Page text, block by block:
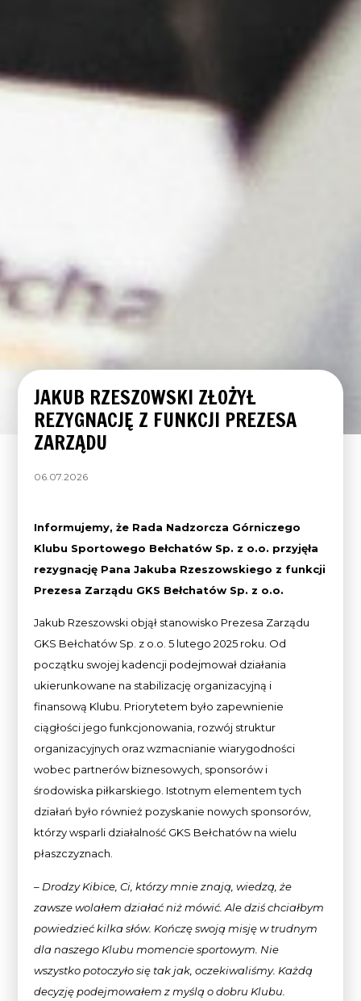
JAKUB RZESZOWSKI ZŁOŻYŁ
REZYGNACJĘ Z FUNKCJI PREZESA
ZARZĄDU
06.07.2026
Informujemy, że Rada Nadzorcza Górniczego
Klubu Sportowego Bełchatów Sp. z o.o. przyjęła
rezygnację Pana Jakuba Rzeszowskiego z funkcji
Prezesa Zarządu GKS Bełchatów Sp. z o.o.
Jakub Rzeszowski objął stanowisko Prezesa Zarządu
GKS Bełchatów Sp. z o.o. 5 lutego 2025 roku. Od
początku swojej kadencji podejmował działania
ukierunkowane na stabilizację organizacyjną i
finansową Klubu. Priorytetem było zapewnienie
ciągłości jego funkcjonowania, rozwój struktur
organizacyjnych oraz wzmacnianie wiarygodności
wobec partnerów biznesowych, sponsorów i
środowiska piłkarskiego. Istotnym elementem tych
działań było również pozyskanie nowych sponsorów,
którzy wsparli działalność GKS Bełchatów na wielu
płaszczyznach.
– Drodzy Kibice, Ci, którzy mnie znają, wiedzą, że
zawsze wolałem działać niż mówić. Ale dziś chciałbym
powiedzieć kilka słów. Kończę swoją misję w trudnym
dla naszego Klubu momencie sportowym. Nie
wszystko potoczyło się tak jak, oczekiwaliśmy. Każdą
decyzję podejmowałem z myślą o dobru Klubu.